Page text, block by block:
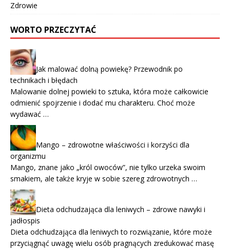
Zdrowie
WORTO PRZECZYTAĆ
Jak malować dolną powiekę? Przewodnik po
technikach i błędach
Malowanie dolnej powieki to sztuka, która może całkowicie
odmienić spojrzenie i dodać mu charakteru. Choć może
wydawać …
Mango – zdrowotne właściwości i korzyści dla
organizmu
Mango, znane jako „król owoców”, nie tylko urzeka swoim
smakiem, ale także kryje w sobie szereg zdrowotnych …
Dieta odchudzająca dla leniwych – zdrowe nawyki i
jadłospis
Dieta odchudzająca dla leniwych to rozwiązanie, które może
przyciągnąć uwagę wielu osób pragnących zredukować masę